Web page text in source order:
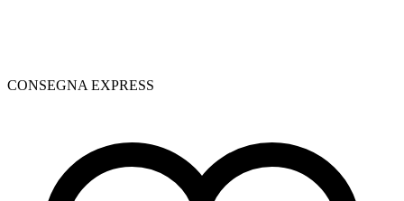
CONSEGNA EXPRESS